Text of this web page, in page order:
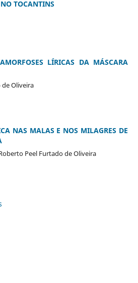
TOCANTINS
LÍRICAS DA MÁSCARA
Oliveira
NAS MALAS E NOS MILAGRES DE
Peel Furtado de Oliveira